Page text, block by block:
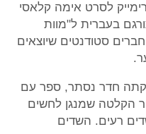
לסרט אימה קלאסי
בעברית ל"מוות
סטודנטים שיוצאים
חדר נסתר, ספר עם
הקלטה שמנגן לחשים
רעים. השדים